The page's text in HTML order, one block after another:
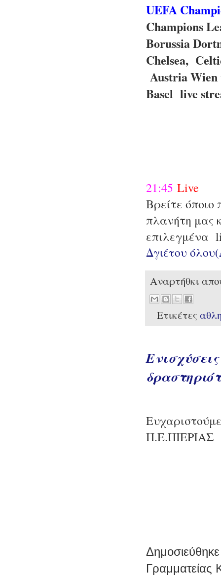
UEFA
Champions
Borussia
Chelsea,
Austria Wien
Basel live
21:45 Live
Βρείτε όποιο
πλανήτη μας
επιλεγμένα
Δγιέτου
Αναρτήθκι
Ετικέτες
Π.Ε.ΠΙΕΡΙΑΣ
Δημοσιεύθηκε